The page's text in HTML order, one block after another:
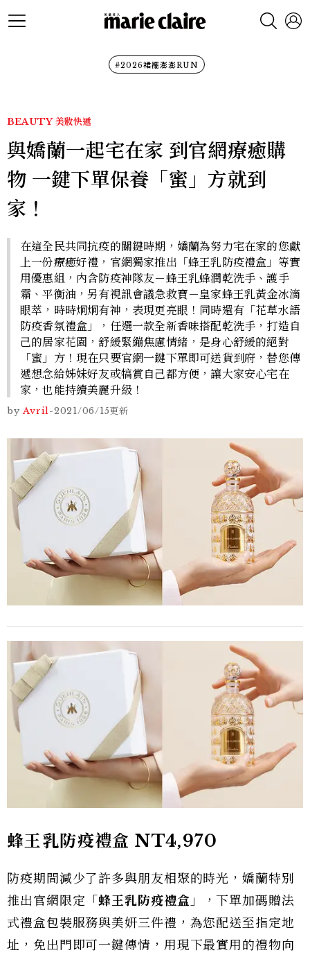
#2026裙襬澎澎RUN
BEAUTY 美妝快遞
與嬌蘭一起宅在家 到官網療癒購
物 一鍵下單保養「蜜」方就到
家！
在這全民共同抗疫的關鍵時期，嬌蘭為努力宅在家的您獻
上一份療癒好禮，官網獨家推出「蜂王乳防疫禮盒」等實
用優惠組，內含防疫神隊友－蜂王乳蜂潤乾洗手、護手
霜、平衡油，另有視訊會議急救寶－皇家蜂王乳黃金冰滴
眼萃，時時炯炯有神，表現更亮眼！同時還有「花草水語
防疫香氛禮盒」，任選一款全新香味搭配乾洗手，打造自
己的居家花園，舒緩緊繃焦慮情緒，是身心舒緩的絕對
「蜜」方！現在只要官網一鍵下單即可送貨到府，替您傳
遞想念給姊妹好友或犒賞自己都方便，讓大家安心宅在
家，也能持續美麗升級！
by Avril-2021/06/15更新
蜂王乳防疫禮盒 NT4,970
防疫期間減少了許多與朋友相聚的時光，嬌蘭特別
推出官網限定「蜂王乳防疫禮盒 」，下單加碼贈法
式禮盒包裝服務與美妍三件禮，為您配送至指定地
址，免出門即可一鍵傳情，用現下最實用的禮物向